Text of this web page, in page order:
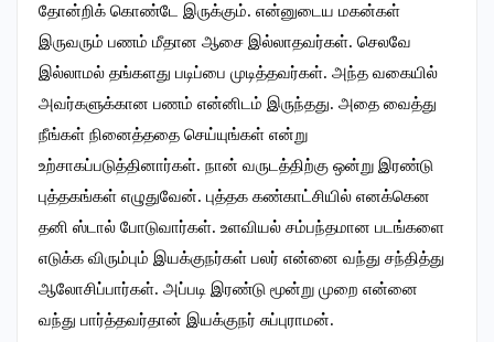
தோன்றிக் கொண்டே இருக்கும். என்னுடைய மகன்கள்
இருவரும் பணம் மீதான ஆசை இல்லாதவர்கள். செலவே
இல்லாமல் தங்களது படிப்பை முடித்தவர்கள். அந்த வகையில்
அவர்களுக்கான பணம் என்னிடம் இருந்தது. அதை வைத்து
நீங்கள் நினைத்ததை செய்யுங்கள் என்று
உற்சாகப்படுத்தினார்கள். நான் வருடத்திற்கு ஒன்று இரண்டு
புத்தகங்கள் எழுதுவேன். புத்தக கண்காட்சியில் எனக்கென
தனி ஸ்டால் போடுவார்கள். உளவியல் சம்பந்தமான படங்களை
எடுக்க விரும்பும் இயக்குநர்கள் பலர் என்னை வந்து சந்தித்து
ஆலோசிப்பார்கள். அப்படி இரண்டு மூன்று முறை என்னை
வந்து பார்த்தவர்தான் இயக்குநர் சுப்புராமன்.